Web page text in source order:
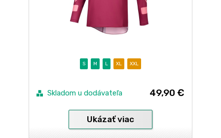
S M L XL XXL
Skladom u dodávateľa 49,90 €
Ukázať viac